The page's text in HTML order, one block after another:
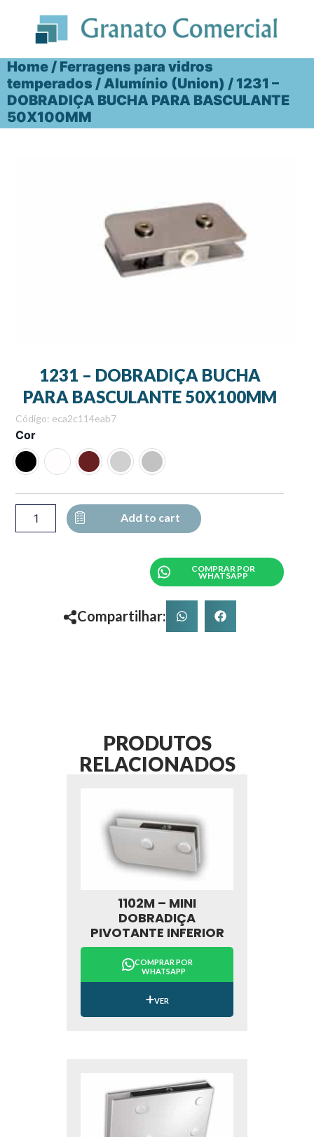
conteúdo
Home / Ferragens para vidros
temperados / Alumínio (Union) / 1231 –
DOBRADIÇA BUCHA PARA BASCULANTE
50X100MM
1231 – DOBRADIÇA BUCHA
PARA BASCULANTE 50X100MM
Código: eca2c114eab7
Cor
1231
DOBRADIÇA
BUCHA
BASCULANTE
50X100MM
quantity
Add to cart
COMPRAR POR
WHATSAPP
Compartilhar:
PRODUTOS
RELACIONADOS
1102M – MINI
DOBRADIÇA
PIVOTANTE INFERIOR
COMPRAR POR
WHATSAPP
VER